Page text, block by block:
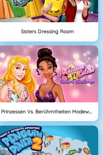
Sisters Dressing Room
Prinzessen Vs. Berühmtheiten Modewettbewerb